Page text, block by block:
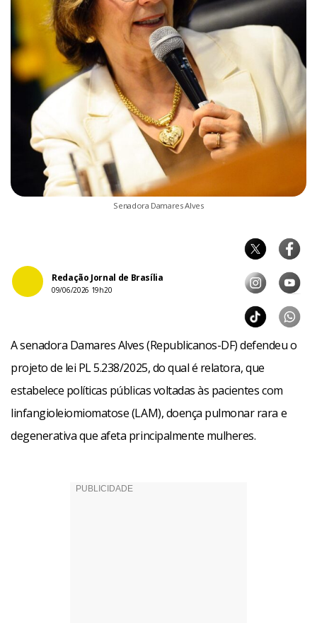
Senadora Damares Alves
Redação Jornal de Brasília
09/06/2026 19h20
A senadora Damares Alves (Republicanos-DF) defendeu o
projeto de lei PL 5.238/2025, do qual é relatora, que
estabelece políticas públicas voltadas às pacientes com
linfangioleiomiomatose (LAM), doença pulmonar rara e
degenerativa que afeta principalmente mulheres.